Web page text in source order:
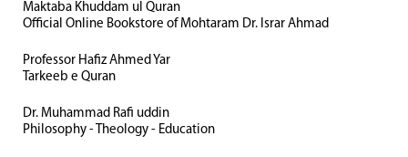
Maktaba Khuddam ul Quran
Official Online Bookstore of Mohtaram Dr. Israr Ahmad
Professor Hafiz Ahmed Yar
Tarkeeb e Quran
Dr. Muhammad Rafi uddin
Philosophy - Theology - Education